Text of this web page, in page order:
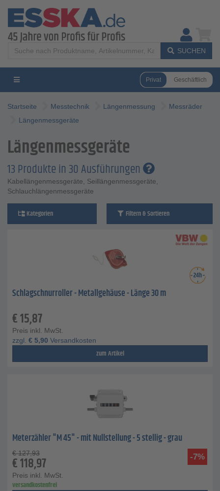
SUCHEN
Privat Geschäftlich
Startseite Messtechnik Längenmessung
Messräder
Längenmessgeräte
Längenmessgeräte
13 Produkte in 30 Ausführungen
Kabellängenmessgeräte, Seillängenmessgeräte,
Schlauchlängenmessgeräte
Kategorien Filtern & Sortieren
Schlagschnurroller - Metallgehäuse - Länge 30 m
€15,87
Preis inkl. MwSt.
zzgl. € 5,90 Versandkosten
zum Artikel
Meterzähler "M 45" - mit Nullstellung - 5 stellig - grau
-7%
€ 127,93
€118,97
Preis inkl. MwSt.
versandkostenfrei